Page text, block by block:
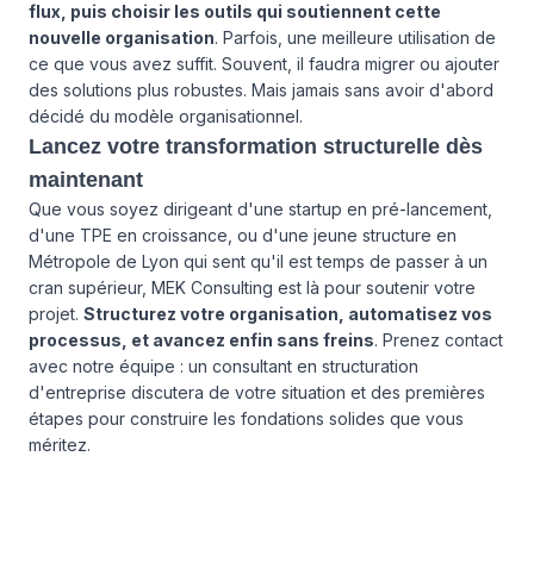
flux, puis choisir les outils qui soutiennent cette
nouvelle organisation. Parfois, une meilleure utilisation de
ce que vous avez suffit. Souvent, il faudra migrer ou ajouter
des solutions plus robustes. Mais jamais sans avoir d'abord
décidé du modèle organisationnel.
Lancez votre transformation structurelle dès
maintenant
Que vous soyez dirigeant d'une startup en pré-lancement,
d'une TPE en croissance, ou d'une jeune structure en
Métropole de Lyon qui sent qu'il est temps de passer à un
cran supérieur, MEK Consulting est là pour soutenir votre
projet. Structurez votre organisation, automatisez vos
processus, et avancez enfin sans freins. Prenez contact
avec notre équipe : un consultant en structuration
d'entreprise discutera de votre situation et des premières
étapes pour construire les fondations solides que vous
méritez.